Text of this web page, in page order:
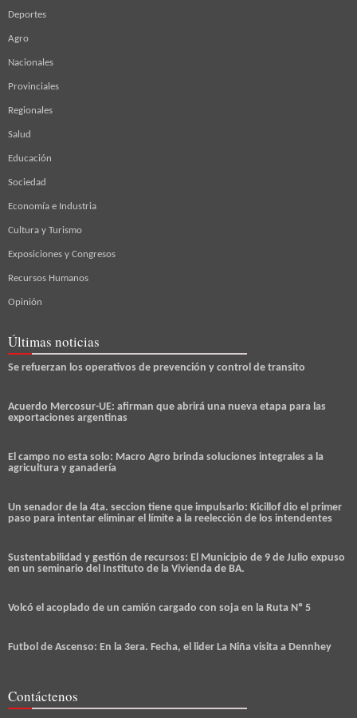
Deportes
Agro
Nacionales
Provinciales
Regionales
Salud
Educación
Sociedad
Economía e Industria
Cultura y Turismo
Exposiciones y Congresos
Recursos Humanos
Opinión
Últimas noticias
Se refuerzan los operativos de prevención y control de transito
Acuerdo Mercosur-UE: afirman que abrirá una nueva etapa para las
exportaciones argentinas
El campo no esta solo: Macro Agro brinda soluciones integrales a la
agricultura y ganadería
Un senador de la 4ta. seccion tiene que impulsarlo: Kicillof dio el primer
paso para intentar eliminar el límite a la reelección de los intendentes
Sustentabilidad y gestión de recursos: El Municipio de 9 de Julio expuso
en un seminario del Instituto de la Vivienda de BA.
Volcó el acoplado de un camión cargado con soja en la Ruta Nº 5
Futbol de Ascenso: En la 3era. Fecha, el lider La Niña visita a Dennhey
Contáctenos